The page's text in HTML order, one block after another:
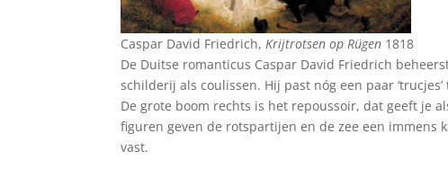
Caspar David Friedrich,Krijtrotsen op Rügen 1818
De Duitse romanticus Caspar David Friedrich
schilderij als coulissen. Hij past nóg een paar
De grote boom rechts is het repoussoir, dat geeft je
figuren geven de rotspartijen en de zee een immens
vast.